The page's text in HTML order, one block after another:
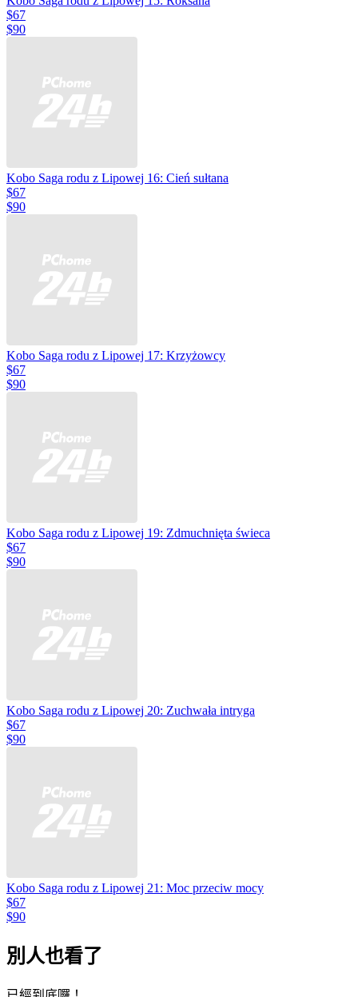
$67
$90
Kobo Saga rodu z Lipowej 16: Cień sułtana
$67
$90
Kobo Saga rodu z Lipowej 17: Krzyżowcy
$67
$90
Kobo Saga rodu z Lipowej 19: Zdmuchnięta świeca
$67
$90
Kobo Saga rodu z Lipowej 20: Zuchwała intryga
$67
$90
Kobo Saga rodu z Lipowej 21: Moc przeciw mocy
$67
$90
別人也看了